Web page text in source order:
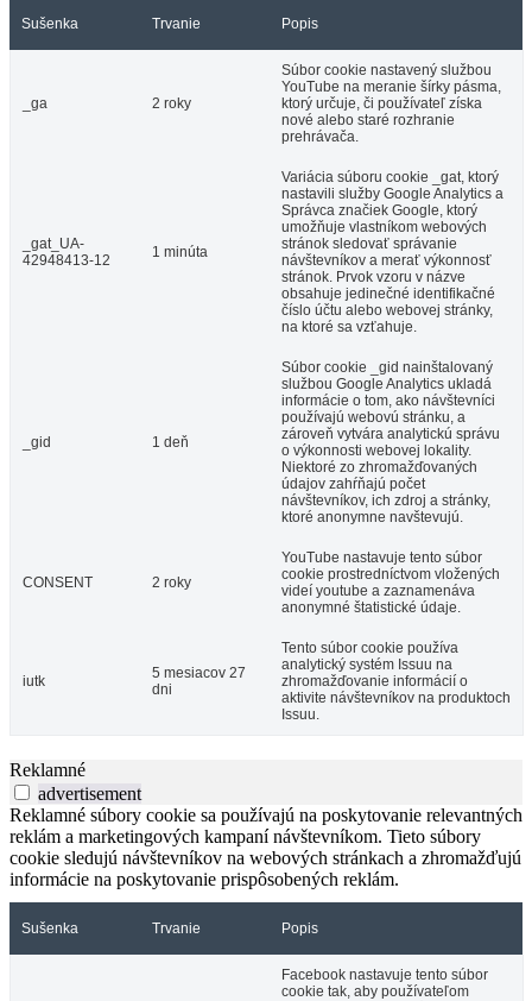
Sušenka Trvanie Popis
_ga 2 roky
Súbor cookie nastavený službou
YouTube na meranie šírky pásma,
ktorý určuje, či používateľ získa
nové alebo staré rozhranie
prehrávača.
_gat_UA-
42948413-12
1 minúta
Variácia súboru cookie _gat, ktorý
nastavili služby Google Analytics a
Správca značiek Google, ktorý
umožňuje vlastníkom webových
stránok sledovať správanie
návštevníkov a merať výkonnosť
stránok. Prvok vzoru v názve
obsahuje jedinečné identifikačné
číslo účtu alebo webovej stránky,
na ktoré sa vzťahuje.
_gid 1 deň
Súbor cookie _gid nainštalovaný
službou Google Analytics ukladá
informácie o tom, ako návštevníci
používajú webovú stránku, a
zároveň vytvára analytickú správu
o výkonnosti webovej lokality.
Niektoré zo zhromažďovaných
údajov zahŕňajú počet
návštevníkov, ich zdroj a stránky,
ktoré anonymne navštevujú.
CONSENT 2 roky
YouTube nastavuje tento súbor
cookie prostredníctvom vložených
videí youtube a zaznamenáva
anonymné štatistické údaje.
iutk
5 mesiacov 27
dni
Tento súbor cookie používa
analytický systém Issuu na
zhromažďovanie informácií o
aktivite návštevníkov na produktoch
Issuu.
Reklamné
advertisement
Reklamné súbory cookie sa používajú na poskytovanie relevantných
reklám a marketingových kampaní návštevníkom. Tieto súbory
cookie sledujú návštevníkov na webových stránkach a zhromažďujú
informácie na poskytovanie prispôsobených reklám.
Sušenka Trvanie Popis
Facebook nastavuje tento súbor
cookie tak, aby používateľom